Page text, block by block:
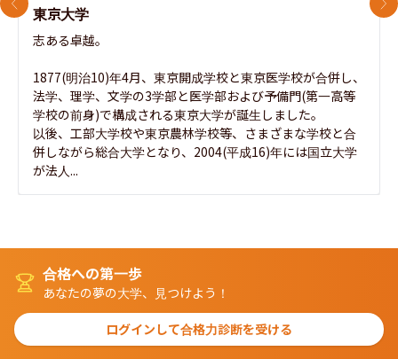
東京大学
志ある卓越。
1877(明治10)年4月、東京開成学校と東京医学校が合併し、
法学、理学、文学の3学部と医学部および予備門(第一高等
学校の前身)で構成される東京大学が誕生しました。
以後、工部大学校や東京農林学校等、さまざまな学校と合
併しながら総合大学となり、2004(平成16)年には国立大学
が法人...
前のスライド 次
合格への第一歩
あなたの夢の大学、見つけよう！
ログインして合格力診断を受ける